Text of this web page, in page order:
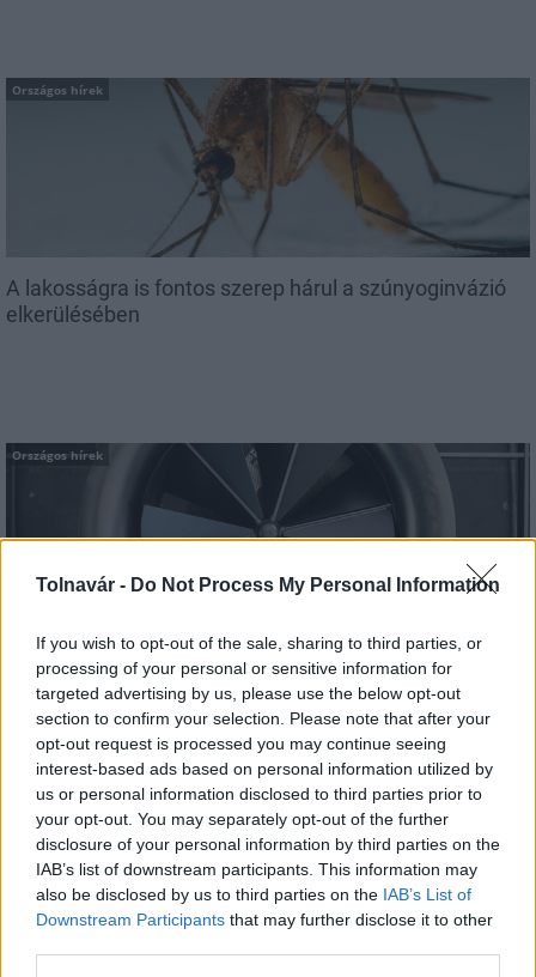
Tolnavár - Do Not Process My Personal Information
If you wish to opt-out of the sale, sharing to third parties, or
processing of your personal or sensitive information for
targeted advertising by us, please use the below opt-out
section to confirm your selection. Please note that after your
opt-out request is processed you may continue seeing
interest-based ads based on personal information utilized by
us or personal information disclosed to third parties prior to
your opt-out. You may separately opt-out of the further
disclosure of your personal information by third parties on the
IAB’s list of downstream participants. This information may
also be disclosed by us to third parties on the IAB’s List of
Downstream Participants that may further disclose it to other
Országos hírek
A lakosságra is fontos szerep hárul a szúnyoginvázió
elkerülésében
Országos hírek
Itt az ÉVOSZ megoldása a hőhullámok és az
energiakrízis kezelésére
MAGYAR ÉPÍTŐK
Mi épül?